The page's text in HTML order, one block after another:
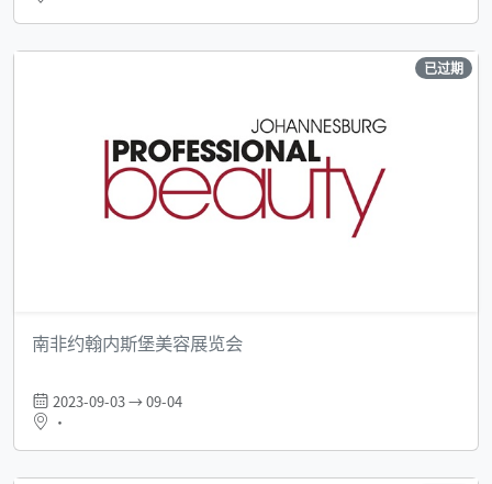
南非约翰内斯堡美容展览会
2023-09-03 → 09-04
•
已过期